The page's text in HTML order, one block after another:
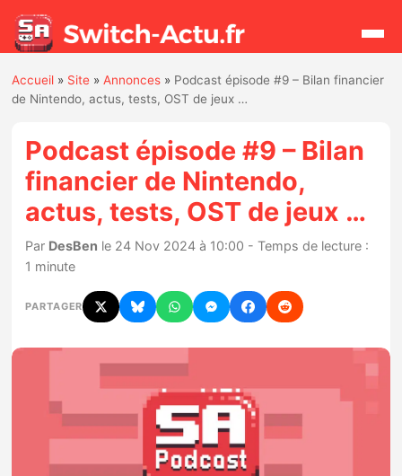
Actualités
Jeux
Hardware
Mises à jour
Chiffres de ventes
Rumeurs
Nintendo Direct
Accueil » Site »Annonces » Podcast épisode #9 – Bilan financier
de Nintendo, actus, tests, OST de jeux …
Podcast épisode #9 – Bilan
financier de Nintendo,
actus, tests, OST de jeux …
Par DesBen le 24 Nov 2024 à 10:00 - Temps de lecture :
1 minute
PARTAGER